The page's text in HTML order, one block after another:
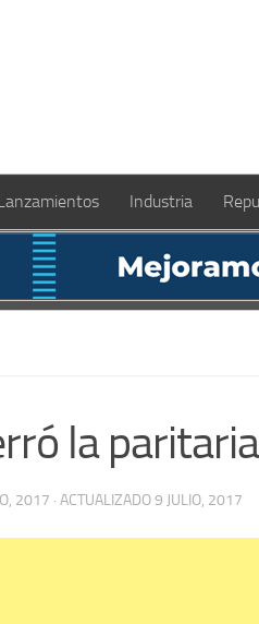
Industria
la
2017 · ACTUALIZADO9 JULIO, 2017